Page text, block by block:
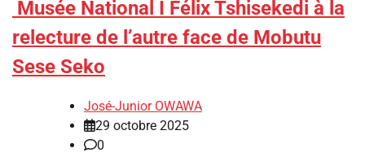
Musée National I Félix Tshisekedi à la
relecture de l’autre face de Mobutu
Sese Seko
José-Junior OWAWA
29 octobre 2025
0